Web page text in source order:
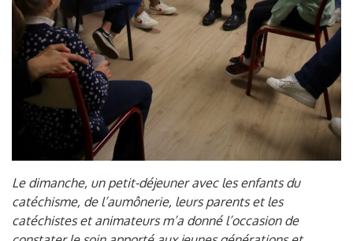
Le dimanche, un petit-déjeuner avec les enfants du
catéchisme, de l’aumônerie, leurs parents et les
catéchistes et animateurs m’a donné l’occasion de